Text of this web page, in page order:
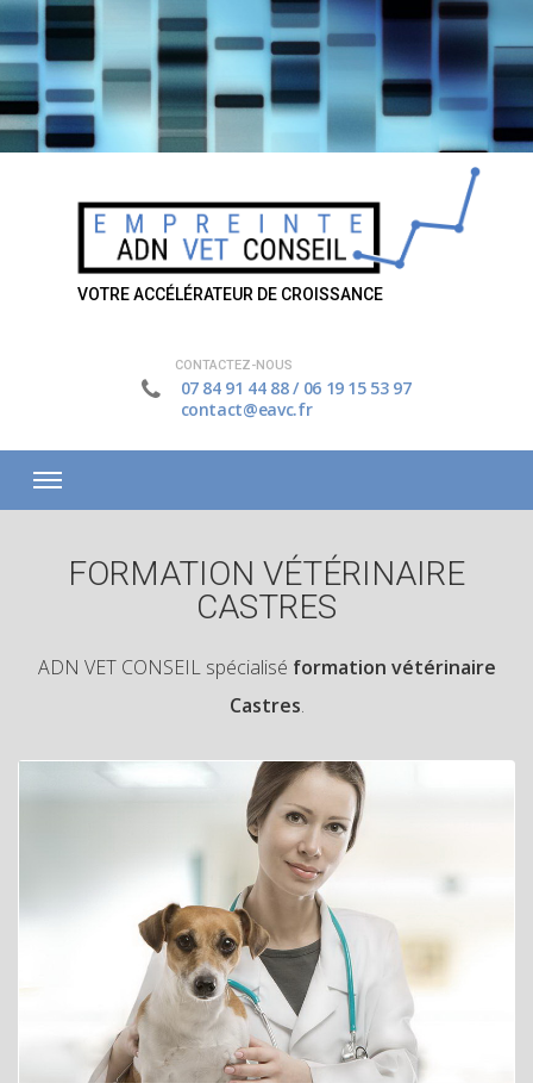
VOTRE ACCÉLÉRATEUR DE CROISSANCE
CONTACTEZ-NOUS
07 84 91 44 88/ 06 19 15 53 97
contact@eavc.fr
FORMATION VÉTÉRINAIRE
CASTRES
ADN VET CONSEIL spécialisé formation vétérinaire
Castres.